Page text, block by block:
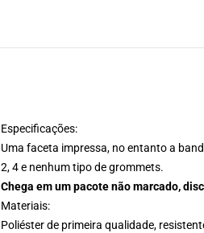
Especificações:
Uma faceta impressa, no entanto a
2, 4 e nenhum tipo de grommets.
Chega em um pacote não marcado,
Materiais:
Poliéster de primeira qualidade,